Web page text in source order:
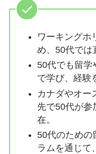
ワーキングホ
め、50代では
50代でも留学
で学び、経験
カナダやオー
先で50代が参
在。
50代のための
ラムを通じて